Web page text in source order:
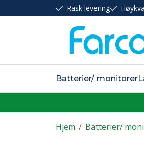
Rask levering
Batterier/ monitorer
/
Hjem Batterier/